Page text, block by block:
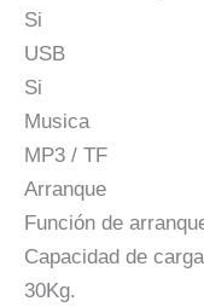
Si
USB
Si
Musica
MP3 / TF
Arranque
Función de
Capacidad de carga
30Kg.